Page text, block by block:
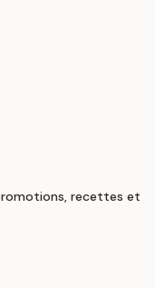
recettes et